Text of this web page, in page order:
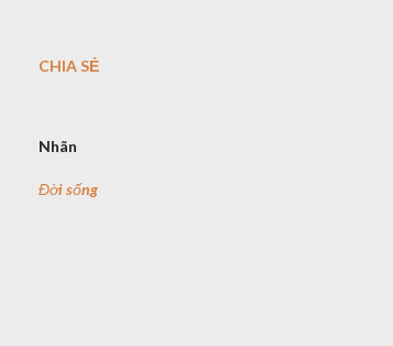
CHIA SẺ
Nhãn
Đời sống